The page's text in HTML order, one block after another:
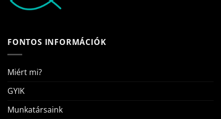
FONTOS INFORMÁCIÓK
Miért mi?
GYIK
Munkatársaink